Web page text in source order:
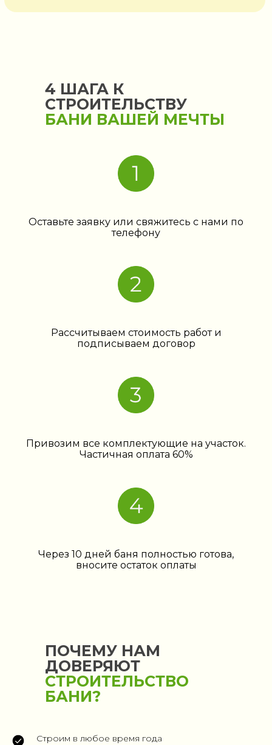
4 ШАГА К
СТРОИТЕЛЬСТВУ
БАНИ ВАШЕЙ МЕЧТЫ
Оставьте заявку или свяжитесь с нами по
телефону
Рассчитываем стоимость работ и
подписываем договор
Привозим все комплектующие на участок.
Частичная оплата 60%
Через 10 дней баня полностью готова,
вносите остаток оплаты
ПОЧЕМУ НАМ
ДОВЕРЯЮТ
СТРОИТЕЛЬСТВО
БАНИ?
Строим в любое время года